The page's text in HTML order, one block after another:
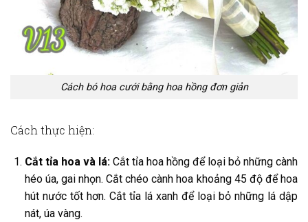
Cách bó hoa cưới bằng hoa hồng đơn giản
Cách thực hiện:
Cắt tỉa hoa và lá:Cắt tỉa hoa hồng để loại bỏ những cành
héo úa, gai nhọn. Cắt chéo cành hoa khoảng 45 độ để hoa
hút nước tốt hơn. Cắt tỉa lá xanh để loại bỏ những lá dập
nát, úa vàng.